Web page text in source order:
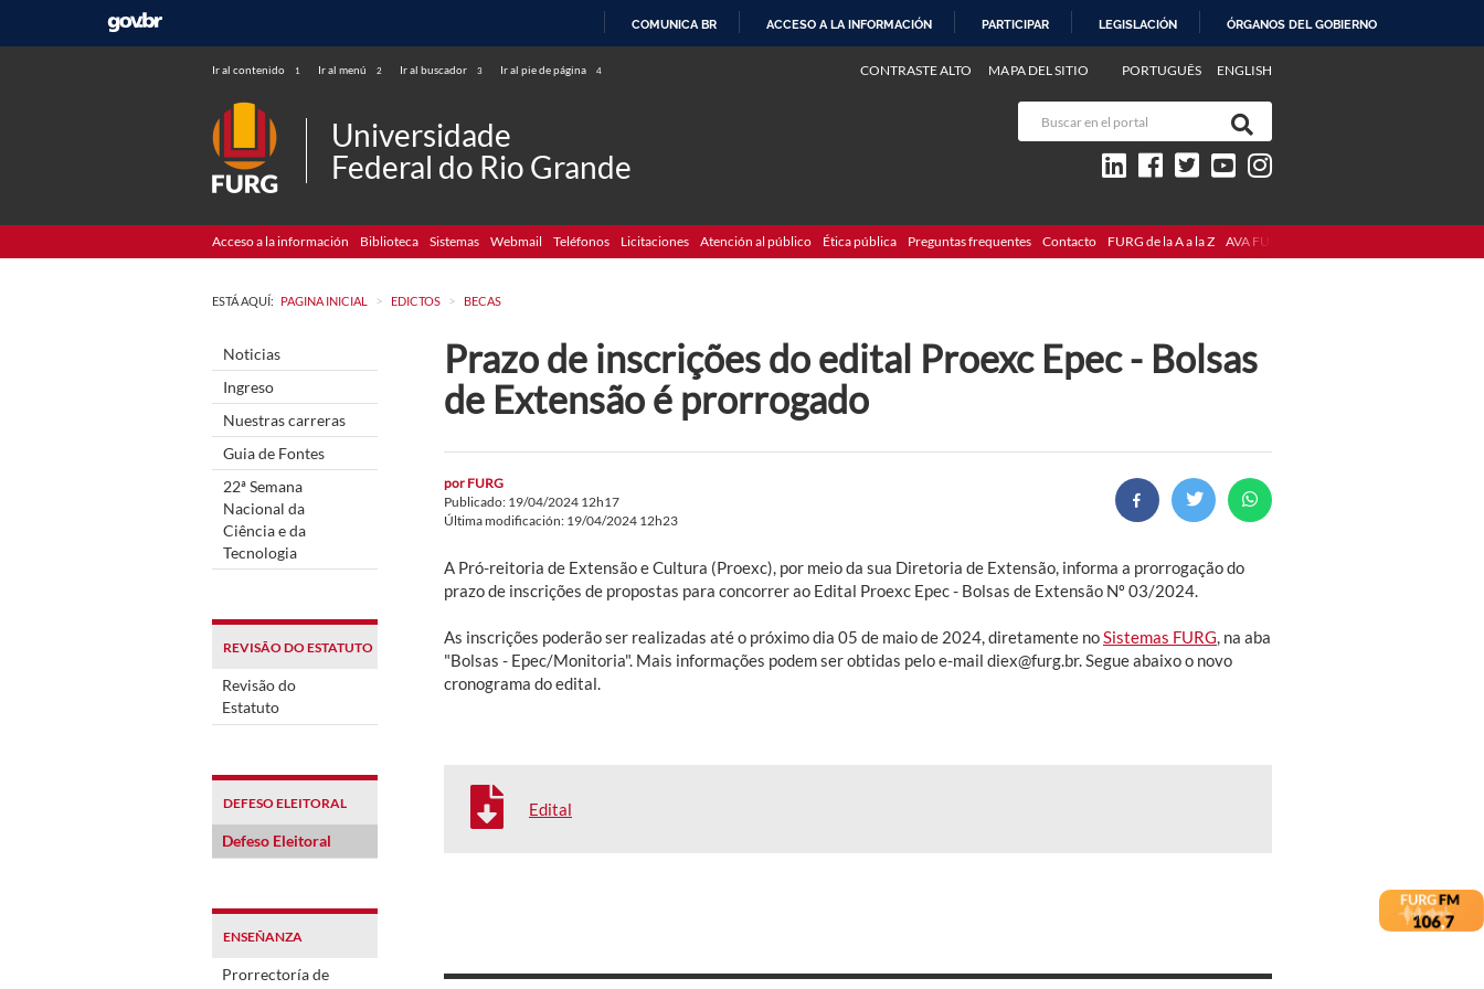
COMUNICA BR ACCESO A LA INFORMACIÓN PARTICIPAR LEGISLACIÓN ÓRGANOS DEL GOBIERNO
Ir al contenido 1 Ir al menú 2 Ir al buscador 3 Ir al pie de página 4 PORTUGUÊS ENGLISH
CONTRASTE ALTO MAPA DEL SITIO
Universidade
Federal do Rio Grande
Acceso a la información Biblioteca Sistemas Webmail Teléfonos Licitaciones Atención al público Ética pública Preguntas frequentes Contacto FURG de la A a la Z AVA FURG
ESTÁ AQUÍ: PAGINA INICIAL > EDICTOS > BECAS
Noticias
Ingreso
Nuestras carreras
Guia de Fontes
22ª Semana
Nacional da
Ciência e da
Tecnologia
REVISÃO DO ESTATUTO
Revisão do
Estatuto
DEFESO ELEITORAL
Defeso Eleitoral
ENSEÑANZA
Prorrectoría de
Prazo de inscrições do edital Proexc Epec - Bolsas
de Extensão é prorrogado
por FURG
Publicado: 19/04/2024 12h17
Última modificación: 19/04/2024 12h23
A Pró-reitoria de Extensão e Cultura (Proexc), por meio da sua Diretoria de Extensão, informa a prorrogação do
prazo de inscrições de propostas para concorrer ao Edital Proexc Epec - Bolsas de Extensão Nº 03/2024.
As inscrições poderão ser realizadas até o próximo dia 05 de maio de 2024, diretamente no Sistemas FURG , na aba
"Bolsas - Epec/Monitoria". Mais informações podem ser obtidas pelo e-mail diex@furg.br. Segue abaixo o novo
cronograma do edital.
Edital